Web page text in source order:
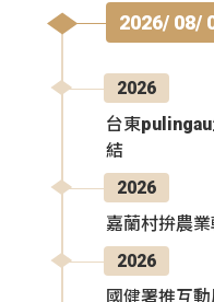
2026/ 08/
2026
台東
結
2026
嘉蘭村拚農
2026
國健署推互